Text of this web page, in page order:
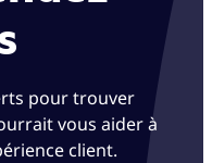
pour trouver
vous aider à
client.